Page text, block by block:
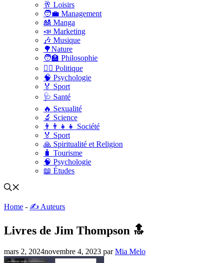
🥂 Loisirs
🧑‍💼 Management
🎎 Manga
📣 Marketing
🎶 Musique
🌳Nature
🧑‍🏫 Philosophie
👨‍⚖️ Politique
🧠 Psychologie
🏅 Sport
🩺 Santé
🔥 Sexualité
🔬 Science
👨‍👨‍👧‍👧 Société
🏅 Sport
🙏 Spiritualité et Religion
🧳 Tourisme
🧠 Psychologie
📖 Études
Home - ✍️ Auteurs
Livres de Jim Thompson 🔝
mars 2, 2024novembre 4, 2023 parMia Melo